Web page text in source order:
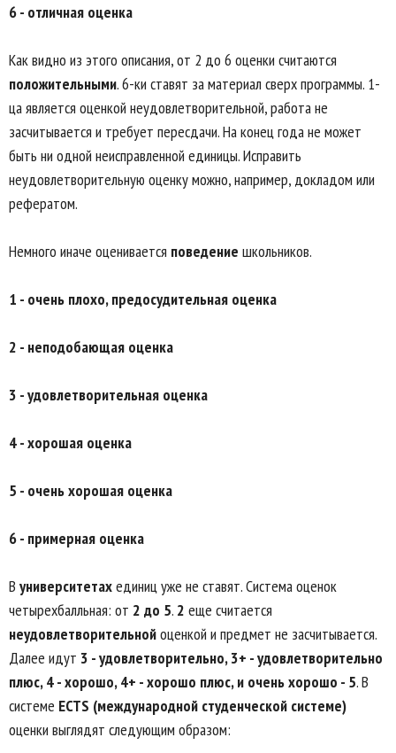
6 - отличная оценка
Как видно из этого описания, от 2 до 6 оценки считаются
положительными. 6-ки ставят за материал сверх программы. 1-
ца является оценкой неудовлетворительной, работа не
засчитывается и требует пересдачи. На конец года не может
быть ни одной неисправленной единицы. Исправить
неудовлетворительную оценку можно, например, докладом или
рефератом.
Немного иначе оценивается поведение школьников.
1 - очень плохо, предосудительная оценка
2 - неподобающая оценка
3 - удовлетворительная оценка
4 - хорошая оценка
5 - очень хорошая оценка
6 - примерная оценка
В университетахединиц уже не ставят. Система оценок
четырехбалльная: от 2 до 5. 2 еще считается
неудовлетворительнойоценкой и предмет не засчитывается.
Далее идут 3 - удовлетворительно, 3+ - удовлетворительно
плюс, 4 - хорошо, 4+ - хорошо плюс, и очень хорошо - 5. В
системе ECTS (международной студенческой системе)
оценки выглядят следующим образом: